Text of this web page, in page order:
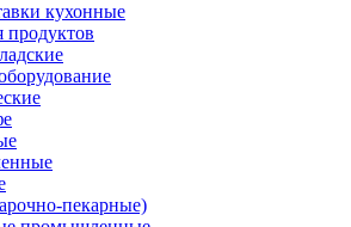
кухонные
продуктов
пекарные)